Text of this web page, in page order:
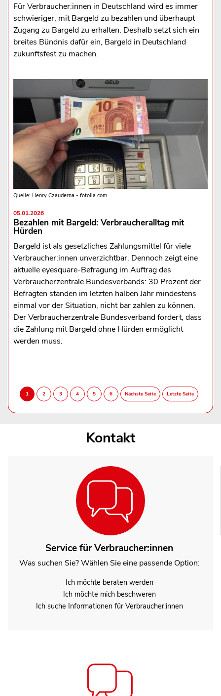
Für Verbraucher:innen in Deutschland wird es immer
schwieriger, mit Bargeld zu bezahlen und überhaupt
Zugang zu Bargeld zu erhalten. Deshalb setzt sich ein
breites Bündnis dafür ein, Bargeld in Deutschland
zukunftsfest zu machen.
Quelle: Henry Czauderna - fotolia.com
05.01.2026
Bezahlen mit Bargeld: Verbraucheralltag mit
Hürden
Bargeld ist als gesetzliches Zahlungsmittel für viele
Verbraucher:innen unverzichtbar. Dennoch zeigt eine
aktuelle eyesquare-Befragung im Auftrag des
Verbraucherzentrale Bundesverbands: 30 Prozent der
Befragten standen im letzten halben Jahr mindestens
einmal vor der Situation, nicht bar zahlen zu können.
Der Verbraucherzentrale Bundesverband fordert, dass
die Zahlung mit Bargeld ohne Hürden ermöglicht
werden muss.
Kontakt
Service für Verbraucher:innen
Was suchen Sie? Wählen Sie eine passende Option:
Ich möchte beraten werden
Ich möchte mich beschweren
Ich suche Informationen für Verbraucher:innen